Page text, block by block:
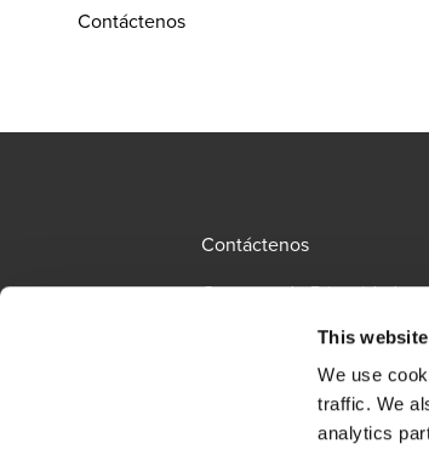
This
We use
traffic. We
analytics
Contáctenos
Contáctenos
Contacto de Privacidad
Política de Tratamiento de
Datos PersonalesOpens in